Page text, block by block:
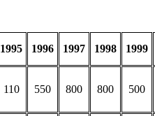
1995 1996 1997 1998 1999
110 550 800 800 500